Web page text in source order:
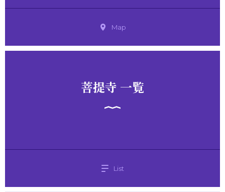
Map
菩提寺 一覧
List